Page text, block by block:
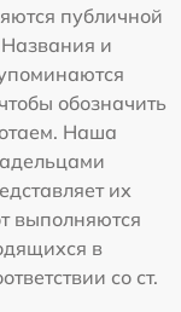
публичной
и
обозначить
Наша
их
выполняются
в
со ст.